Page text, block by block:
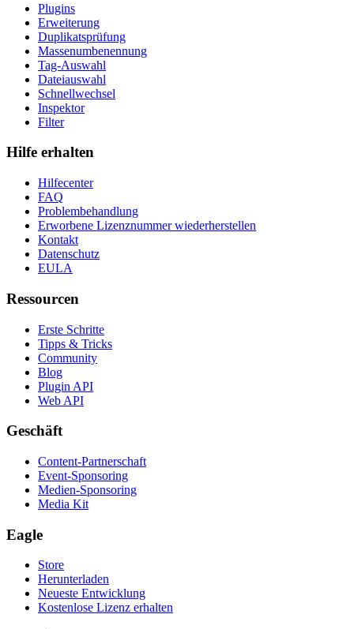
Plugins
Erweiterung
Duplikatsprüfung
Massenumbenennung
Tag-Auswahl
Dateiauswahl
Schnellwechsel
Inspektor
Filter
Hilfe erhalten
Hilfecenter
FAQ
Problembehandlung
Erworbene Lizenznummer wiederherstellen
Kontakt
Datenschutz
EULA
Ressourcen
Erste Schritte
Tipps & Tricks
Community
Blog
Plugin API
Web API
Geschäft
Content-Partnerschaft
Event-Sponsoring
Medien-Sponsoring
Media Kit
Eagle
Store
Herunterladen
Neueste Entwicklung
Kostenlose Lizenz erhalten